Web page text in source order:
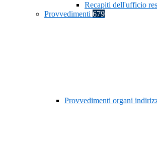
Recapiti dell'ufficio
Provvedimenti 679
Provvedimenti organi